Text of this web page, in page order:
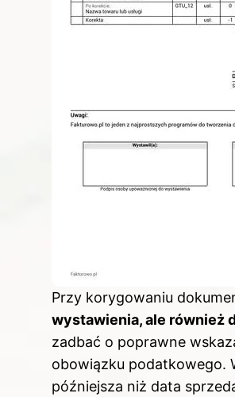
Przy korygowaniu
wystawienia, ale również
zadbać o poprawne
obowiązku podatkowego.
późniejsza niż data